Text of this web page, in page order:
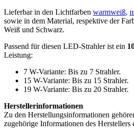
Lieferbar in den Lichtfarben warmweiß,
sowie in dem Material, respektive der
Weiß und Schwarz.
Passend für diesen LED-Strahler ist ein
Leistung:
7 W-Variante: Bis zu 7 Strahler.
15 W-Variante: Bis zu 15 Strahler.
19 W-Variante: Bis zu 20 Strahler.
Herstellerinformationen
Zu den Herstellungsinformationen
zugehörige Informationen des Herstellers